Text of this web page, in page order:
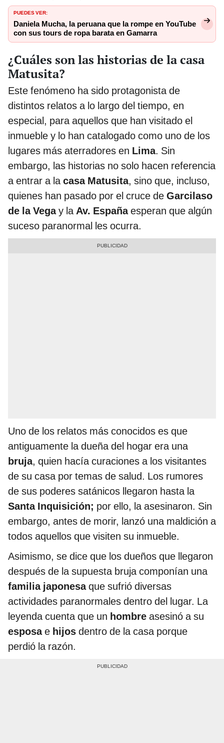
PUEDES VER:
Daniela Mucha, la peruana que la rompe en YouTube
con sus tours de ropa barata en Gamarra
¿Cuáles son las historias de la casa
Matusita?
Este fenómeno ha sido protagonista de
distintos relatos a lo largo del tiempo, en
especial, para aquellos que han visitado el
inmueble y lo han catalogado como uno de los
lugares más aterradores en Lima. Sin
embargo, las historias no solo hacen referencia
a entrar a lacasa Matusita, sino que, incluso,
quienes han pasado por el cruce de Garcilaso
de la Vegay laAv. Españaesperan que algún
suceso paranormal les ocurra.
Uno de los relatos más conocidos es que
antiguamente la dueña del hogar era una
bruja, quien hacía curaciones a los visitantes
de su casa por temas de salud. Los rumores
de sus poderes satánicos llegaron hasta la
Santa Inquisición; por ello, la asesinaron. Sin
embargo, antes de morir, lanzó una maldición a
todos aquellos que visiten su inmueble.
Asimismo, se dice que los dueños que llegaron
después de la supuesta bruja componían una
familia japonesaque sufrió diversas
actividades paranormales dentro del lugar. La
leyenda cuenta que un hombre asesinó a su
esposae hijos dentro de la casa porque
perdió la razón.